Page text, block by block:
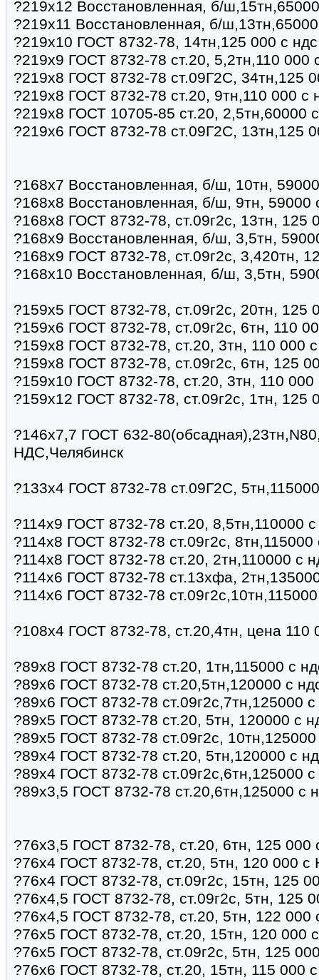
?219х12 Восстановленная, б/
?219х11 Восстановленная, б/
?219х10 ГОСТ 8732-78, 14тн,125 000 с
?219х9 ГОСТ 8732-78 ст.20, 5,2тн,110 000
?219х8 ГОСТ 8732-78 ст.09Г2С, 34тн,125
?219х8 ГОСТ 8732-78 ст.20, 9тн,110 000 с
?219х8 ГОСТ 10705-85 ст.20, 2,5тн,60000
?219х6 ГОСТ 8732-78 ст.09Г2С, 13тн,125
?168х7 Восстановленная, б/ш, 10тн,
?168х8 Восстановленная, б/ш, 9тн, 59000
?168х8 ГОСТ 8732-78, ст.09г2с, 13тн, 125
?168х9 Восстановленная, б/ш, 3,5тн,
?168х9 ГОСТ 8732-78, ст.09г2с, 3,420тн,
?168х10 Восстановленная, б/ш, 3,5тн,
?159х5 ГОСТ 8732-78, ст.09г2с, 20тн, 125
?159х6 ГОСТ 8732-78, ст.09г2с, 6тн, 110
?159х8 ГОСТ 8732-78, ст.20, 3тн, 110 000
?159х8 ГОСТ 8732-78, ст.09г2с, 6тн, 125
?159х10 ГОСТ 8732-78, ст.20, 3тн, 110
?159х12 ГОСТ 8732-78, ст.09г2с, 1тн, 125
?146х7,7 ГОСТ 632-
НДС,Челябинск
?133х4 ГОСТ 8732-78 ст.09Г2С,
?114х9 ГОСТ 8732-78 ст.20, 8,5тн,110000
?114х8 ГОСТ 8732-78 ст.09г2с, 8тн,115000
?114х8 ГОСТ 8732-78 ст.20, 2тн,110000 с
?114х6 ГОСТ 8732-78 ст.13хфа,
?114х6 ГОСТ 8732-78
?108х4 ГОСТ 8732-78, ст.20,4тн, цена
?89х8 ГОСТ 8732-78 ст.20, 1тн,115000 с
?89х6 ГОСТ 8732-78 ст.20,5тн,120000 с
?89х6 ГОСТ 8732-78 ст.09г2с,7тн,125000
?89х5 ГОСТ 8732-78 ст.20, 5тн, 120000 с
?89х5 ГОСТ 8732-78 ст.09г2с,
?89х4 ГОСТ 8732-78 ст.20, 5тн,120000 с
?89х4 ГОСТ 8732-78 ст.09г2с,6тн,125000
?89х3,5 ГОСТ 8732-78 ст.20,6тн,125000 с
?76х3,5 ГОСТ 8732-78, ст.20, 6тн, 125
?76х4 ГОСТ 8732-78, ст.20, 5тн, 120 000
?76х4 ГОСТ 8732-78, ст.09г2с, 15тн, 125
?76х4,5 ГОСТ 8732-78, ст.09г2с, 5тн, 125
?76х4,5 ГОСТ 8732-78, ст.20, 5тн, 122
?76х5 ГОСТ 8732-78, ст.20, 15тн, 120 000
?76х5 ГОСТ 8732-78, ст.09г2с, 5тн, 125
?76х6 ГОСТ 8732-78, ст.20, 15тн, 115 000